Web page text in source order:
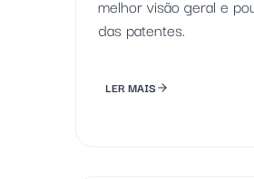
melhor visão geral e
das patentes.
LER MAIS